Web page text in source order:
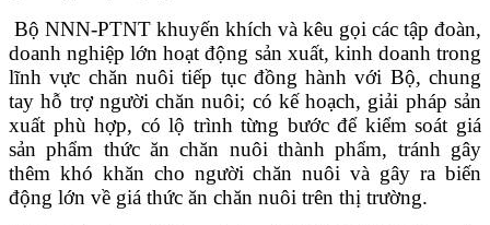
Bộ NNN-PTNT khuyến khích và kêu gọi các tập đoàn,
doanh nghiệp lớn hoạt động sản xuất, kinh doanh trong
lĩnh vực chăn nuôi tiếp tục đồng hành với Bộ, chung
tay hỗ trợ người chăn nuôi; có kế hoạch, giải pháp sản
xuất phù hợp, có lộ trình từng bước để kiểm soát giá
sản phẩm thức ăn chăn nuôi thành phẩm, tránh gây
thêm khó khăn cho người chăn nuôi và gây ra biến
động lớn về giá thức ăn chăn nuôi trên thị trường.